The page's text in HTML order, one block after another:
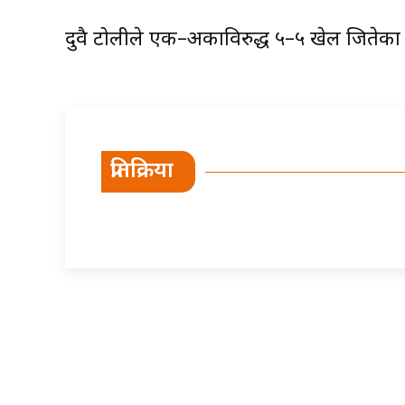
दुवै टोलीले एक–अर्काविरुद्ध ५–५ खेल
प्रतिक्रिया